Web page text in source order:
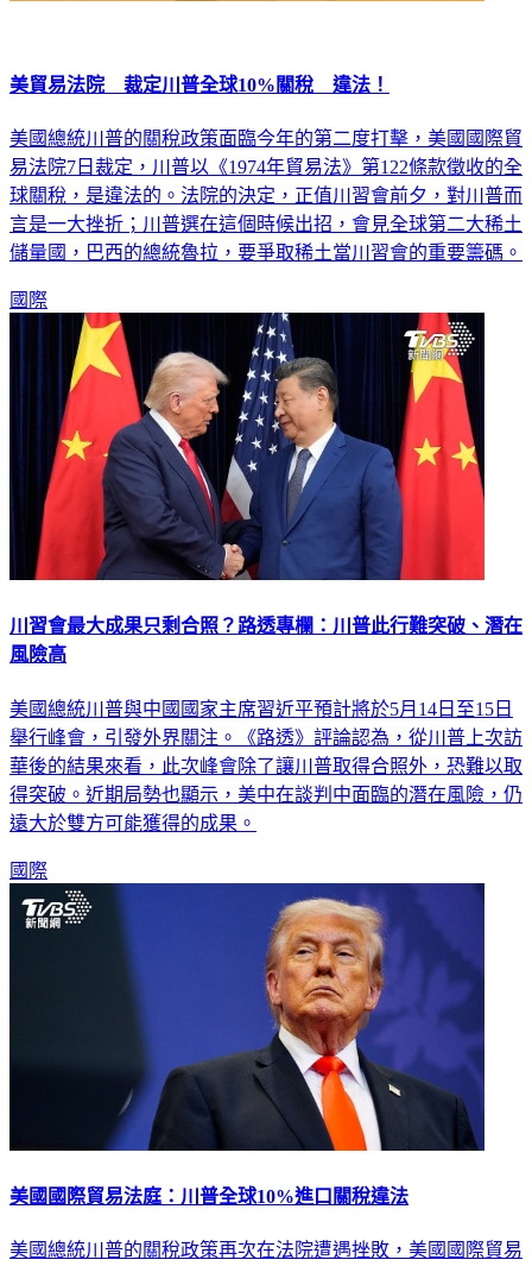
美貿易法院 裁定川普全球10%關稅 違法！
美國總統川普的關稅政策面臨今年的第二度打擊，美國國際貿
易法院7日裁定，川普以《1974年貿易法》第122條款徵收的全
球關稅，是違法的。法院的決定，正值川習會前夕，對川普而
言是一大挫折；川普選在這個時候出招，會見全球第二大稀土
儲量國，巴西的總統魯拉，要爭取稀土當川習會的重要籌碼。
國際
川習會最大成果只剩合照？路透專欄：川普此行難突破、潛在
風險高
美國總統川普與中國國家主席習近平預計將於5月14日至15日
舉行峰會，引發外界關注。《路透》評論認為，從川普上次訪
華後的結果來看，此次峰會除了讓川普取得合照外，恐難以取
得突破。近期局勢也顯示，美中在談判中面臨的潛在風險，仍
遠大於雙方可能獲得的成果。
國際
美國國際貿易法庭：川普全球10%進口關稅違法
美國總統川普的關稅政策再次在法院遭遇挫敗，美國國際貿易